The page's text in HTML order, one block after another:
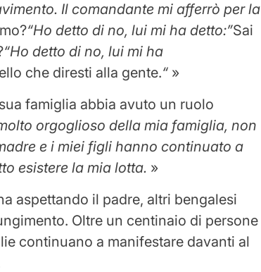
Il comandante mi afferrò per la
“Ho detto di no, lui mi ha detto:”Sai
“Ho detto di no, lui mi ha
che diresti alla gente.“ »
famiglia abbia avuto un ruolo
orgoglioso della mia famiglia, non
e i miei figli hanno continuato a
esistere la mia lotta. »
aspettando il padre, altri bengalesi
Oltre un centinaio di persone
continuano a manifestare davanti al